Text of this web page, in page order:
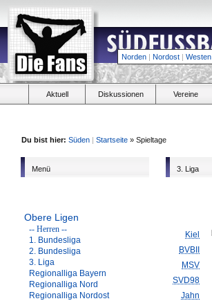
Norden | Nordost | Westen
Aktuell Diskussionen Vereine
Du bist hier: Süden | Startseite » Spieltage
Menü
Obere Ligen
-- Herren --
1. Bundesliga
2. Bundesliga
3. Liga
Regionalliga Bayern
Regionalliga Nord
Regionalliga Nordost
3. Liga
Kiel
BVBII
MSV
SVD98
Jahn